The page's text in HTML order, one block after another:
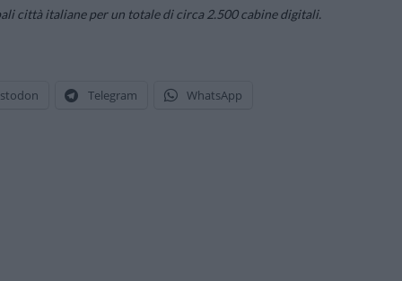
città italiane per un totale di circa 2.500 cabine digitali.
Telegram WhatsApp